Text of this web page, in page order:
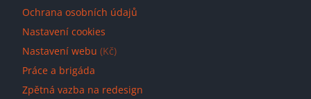
Ochrana osobních údajů
Nastavení cookies
Nastavení webu (Kč)
Práce a brigáda
Zpětná vazba na redesign